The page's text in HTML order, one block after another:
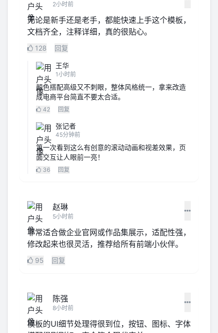
2小时前
无论是新手还是老手，都能快速上手这个模板，
文档齐全，注释详细，真的很贴心。
128 回复
王华
1小时前
颜色搭配高级又不刺眼，整体风格统一，拿来改造
成电商平台简直不要太合适。
42 回复
张记者
45分钟前
第一次看到这么有创意的滚动动画和视差效果，页
面交互让人眼前一亮！
36 回复
赵琳
5小时前
非常适合做企业官网或作品集展示，适配性强，
修改起来也很灵活，推荐给所有前端小伙伴。
95 回复
陈强
8小时前
模板的UI细节处理得很到位，按钮、图标、字体